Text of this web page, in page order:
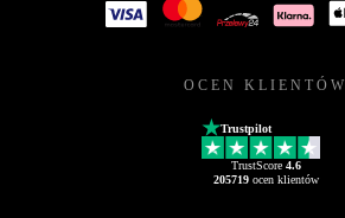
OCEN KLIENTÓW
Trustpilot
TrustScore 4.6
205719ocen klientów